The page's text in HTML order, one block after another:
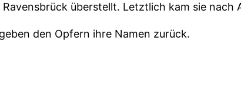
überstellt. Letztlich kam sie
den Opfern ihre Namen zurück.